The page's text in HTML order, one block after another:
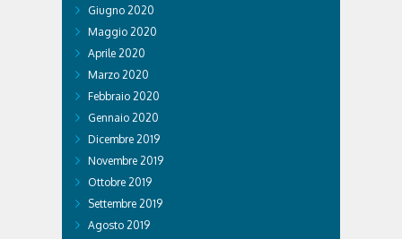
Giugno 2020
Maggio 2020
Aprile 2020
Marzo 2020
Febbraio 2020
Gennaio 2020
Dicembre 2019
Novembre 2019
Ottobre 2019
Settembre 2019
Agosto 2019